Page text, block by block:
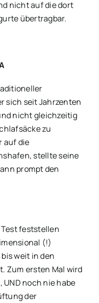
nicht auf die dort
übertragbar.
sich seit Jahrzenten
nicht gleichzeitig
zu
auf die
stellte seine
prompt den
feststellen
(!)
weit in den
Zum ersten Mal wird
UND noch nie habe
der